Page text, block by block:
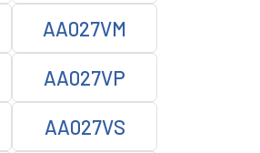
AA027VM
AA027VP
AA027VS